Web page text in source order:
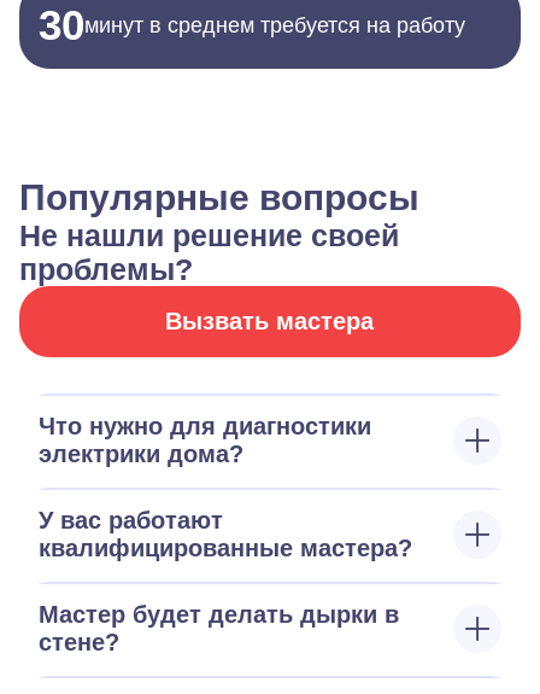
30минут в среднем требуется на работу
Популярные вопросы
Не нашли решение своей
проблемы?
Вызвать мастера
Что нужно для диагностики
электрики дома?
У вас работают
квалифицированные мастера?
Мастер будет делать дырки в
стене?